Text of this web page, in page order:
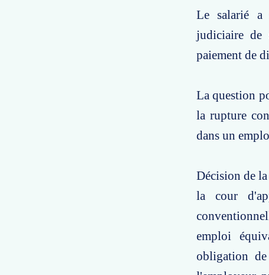
Le salarié a
judiciaire de
paiement de
La question
la rupture
dans un
Décision de
la cour
emploi
obligation